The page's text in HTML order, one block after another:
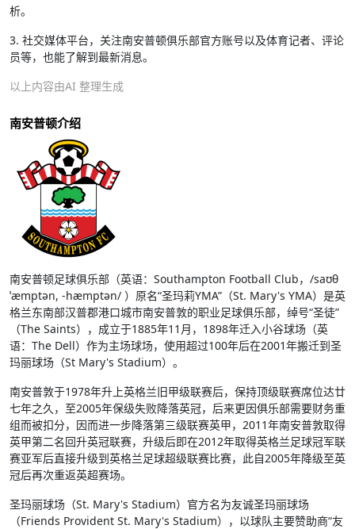
析。
3. 社交媒体平台，关注南安普顿俱乐部官方账号以及体育记者、评论
员等，也能了解到最新消息。
以上内容由AI 整理生成
南安普顿介绍
南安普顿足球俱乐部（英语：Southampton Football Club，/saʊθ
ˈæmptən, -hæmptən/ ）原名“圣玛莉YMA”（St. Mary's YMA）是英
格兰东南部汉普郡港口城市南安普敦的职业足球俱乐部，绰号“圣徒”
（The Saints），成立于1885年11月，1898年迁入小谷球场（英
语：The Dell）作为主场球场，使用超过100年后在2001年搬迁到圣
玛丽球场（St Mary's Stadium）。
南安普敦于1978年升上英格兰旧甲级联赛后，保持顶级联赛席位达廿
七年之久，至2005年保级失败降落英冠，后来更因俱乐部需要财务重
组而被扣分，因而进一步降落第三级联赛英甲，2011年南安普敦取得
英甲第二名回升英冠联赛，升级后即在2012年取得英格兰足球冠军联
赛亚军后直接升级到英格兰足球超级联赛比赛，此自2005年降级至英
冠后再次重返英超赛场。
圣玛丽球场（St. Mary's Stadium）官方名为友诚圣玛丽球场
（Friends Provident St. Mary's Stadium），以球队主要赞助商“友